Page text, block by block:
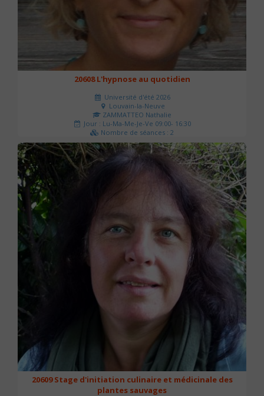
20608 L'hypnose au quotidien
Université d'été 2026
Louvain-la-Neuve
ZAMMATTEO Nathalie
Jour : Lu-Ma-Me-Je-Ve 09:00- 16:30
Nombre de séances : 2
140 €
20609 Stage d'initiation culinaire et médicinale des
plantes sauvages